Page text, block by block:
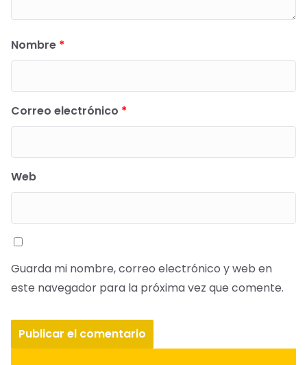
Nombre *
Correo electrónico *
Web
Guarda mi nombre, correo electrónico y web en
este navegador para la próxima vez que comente.